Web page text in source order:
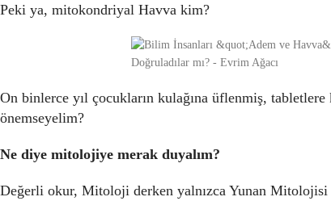
Peki ya, mitokondriyal Havva kim?
On binlerce yıl çocukların kulağına üflenmiş,
önemseyelim?
Ne diye mitolojiye merak duyalım?
Değerli okur, Mitoloji derken yalnızca Yunan